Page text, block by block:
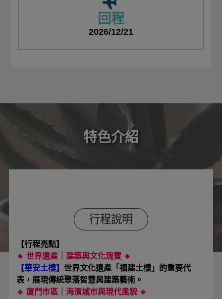
回程
2026/12/21
特色介紹
行程說明
【行程亮點】
🔹 世界遺產｜建築與文化瑰寶 🔹
【華安土樓】 世界文化遺產「福建土樓」的重要代
表，展現傳統聚落智慧與建築藝術。
🔹 廈門市區｜海濱城市與現代風貌 🔹